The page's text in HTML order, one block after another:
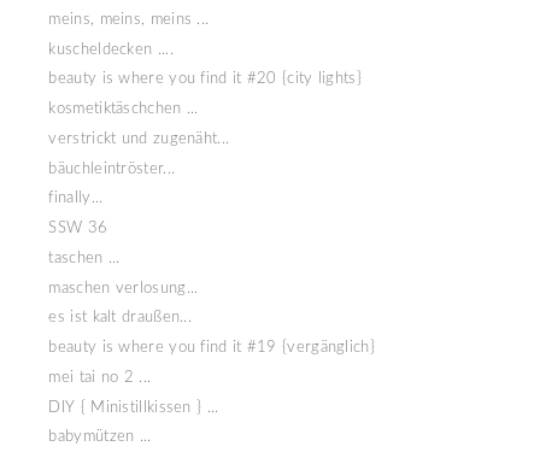
meins, meins, meins ...
kuscheldecken ....
beauty is where you find it #20 {city lights}
kosmetiktäschchen ...
verstrickt und zugenäht...
bäuchleintröster...
finally...
SSW 36
taschen ...
maschen verlosung...
es ist kalt draußen...
beauty is where you find it #19 {vergänglich}
mei tai no 2 ...
DIY { Ministillkissen } ...
babymützen ...